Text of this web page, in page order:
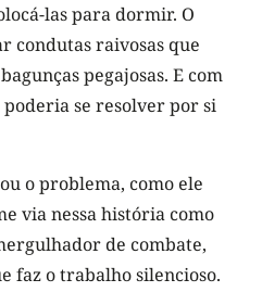
las para dormir. O
condutas raivosas que
pegajosas. E com
se resolver por si
o problema, como ele
via nessa história como
de combate,
faz o trabalho silencioso.